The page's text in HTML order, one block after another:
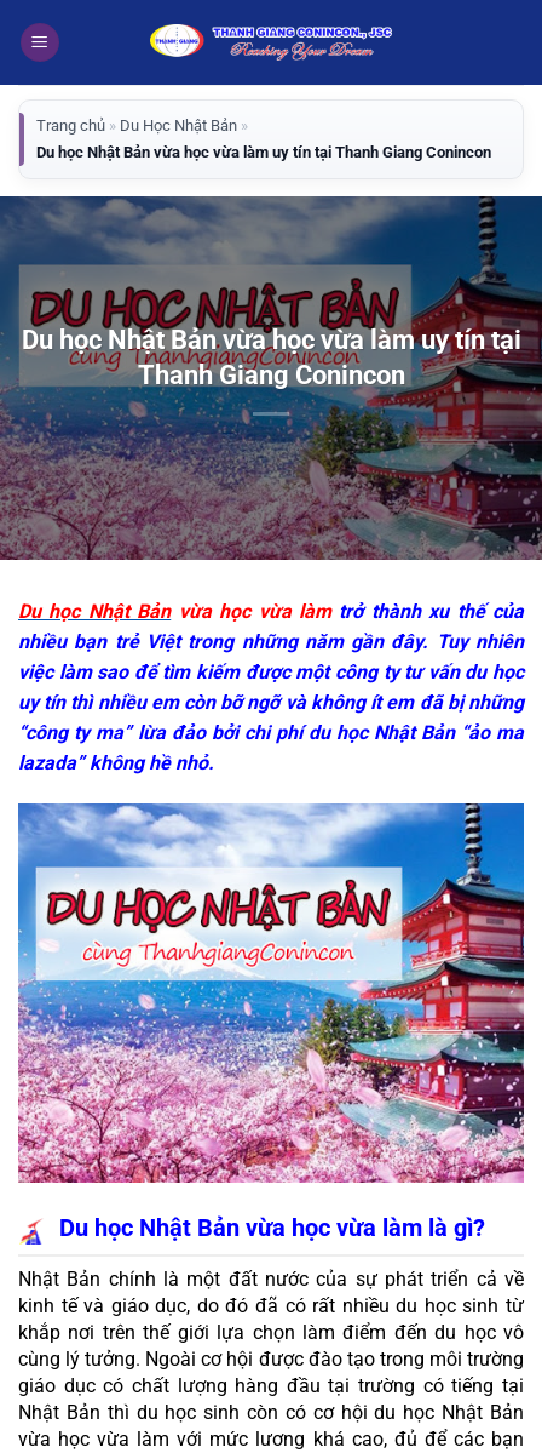
qua
dung
Trang chủ » Du Học Nhật Bản »
Du học Nhật Bản vừa học vừa làm uy tín tại Thanh Giang Conincon
Du học Nhật Bản vừa học vừa làm uy tín tại
Thanh Giang Conincon
Du học Nhật Bảnvừa học vừa làmtrở thành xu thế của
nhiều bạn trẻ Việt trong những năm gần đây. Tuy nhiên
việc làm sao để tìm kiếm được một công ty tư vấn du học
uy tín thì nhiều em còn bỡ ngỡ và không ít em đã bị những
“công ty ma” lừa đảo bởi chi phí du học Nhật Bản “ảo ma
lazada” không hề nhỏ.
Du học Nhật Bản vừa học vừa làm là gì?
Nhật Bản chính là một đất nước của sự phát triển cả về
kinh tế và giáo dục, do đó đã có rất nhiều du học sinh từ
khắp nơi trên thế giới lựa chọn làm điểm đến du học vô
cùng lý tưởng. Ngoài cơ hội được đào tạo trong môi trường
giáo dục có chất lượng hàng đầu tại trường có tiếng tại
Nhật Bản thì du học sinh còn có cơ hội du học Nhật Bản
vừa học vừa làm với mức lương khá cao, đủ để các bạn